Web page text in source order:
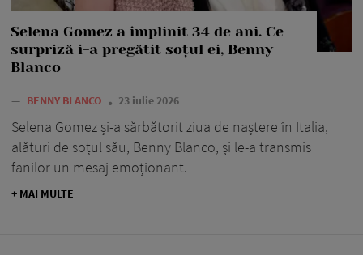
Selena Gomez a împlinit 34 de ani. Ce
surpriză i-a pregătit soțul ei, Benny
Blanco
— BENNY BLANCO 23 iulie 2026
Selena Gomez și-a sărbătorit ziua de naștere în Italia,
alături de soțul său, Benny Blanco, și le-a transmis
fanilor un mesaj emoționant.
+ MAI MULTE